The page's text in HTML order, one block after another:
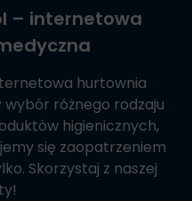
– internetowa
hurtownia
różnego rodzaju
higienicznych,
się zaopatrzeniem
Skorzystaj z naszej